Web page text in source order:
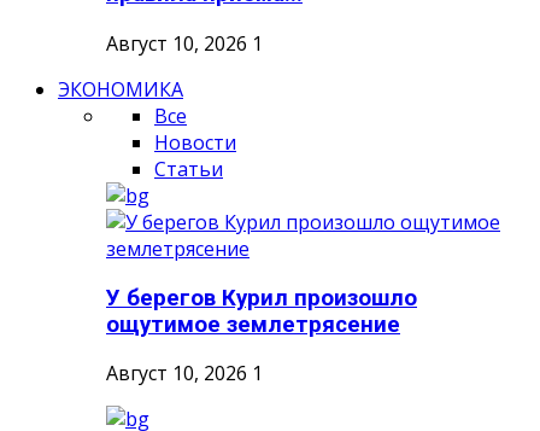
Август 10, 2026 1
ЭКОНОМИКА
Все
Новости
Статьи
У берегов Курил произошло
ощутимое землетрясение
Август 10, 2026 1